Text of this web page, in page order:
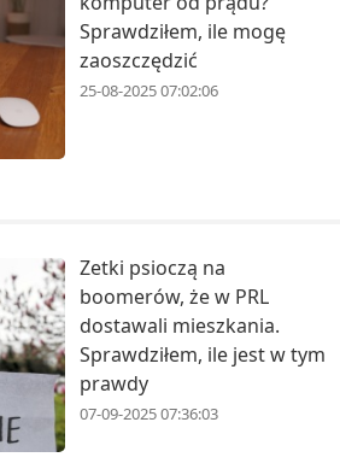
Sprawdziłem, ile mogę
zaoszczędzić
25-08-2025 07:02:06
Zetki psioczą na
boomerów, że w PRL
dostawali mieszkania.
Sprawdziłem, ile jest w tym
prawdy
07-09-2025 07:36:03